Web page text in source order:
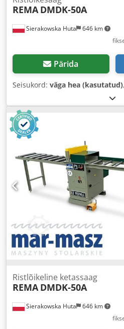
Sierakowska Huta 646 km
REMA DMDK-50A
Pärida
Seisukord: väga hea (kasutatud),
Sierakowska Huta 646 km
Ristlõikeline ketassaag
REMA DMDK-50A